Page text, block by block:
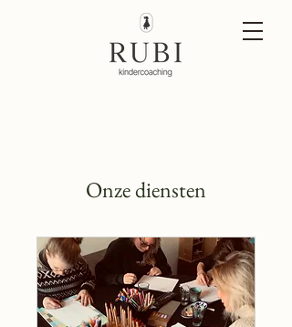
Onze diensten